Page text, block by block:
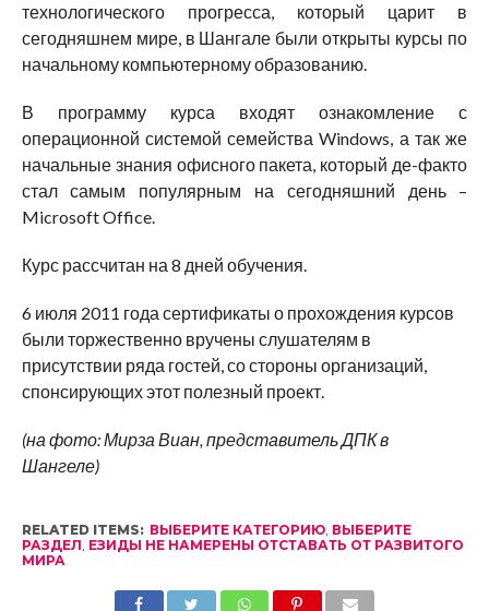
технологического прогресса, который царит в
сегодняшнем мире, в Шангале были открыты курсы по
начальному компьютерному образованию.
В программу курса входят ознакомление с
операционной системой семейства Windows, а так же
начальные знания офисного пакета, который де-факто
стал самым популярным на сегодняшний день –
Microsoft Office.
Курс рассчитан на 8 дней обучения.
6 июля 2011 года сертификаты о прохождения курсов
были торжественно вручены слушателям в
присутствии ряда гостей, со стороны организаций,
спонсирующих этот полезный проект.
(на фото: Мирза Виан, представитель ДПК в
Шангеле)
RELATED ITEMS: ВЫБЕРИТЕ КАТЕГОРИЮ, ВЫБЕРИТЕ
РАЗДЕЛ, ЕЗИДЫ НЕ НАМЕРЕНЫ ОТСТАВАТЬ ОТ РАЗВИТОГО
МИРА